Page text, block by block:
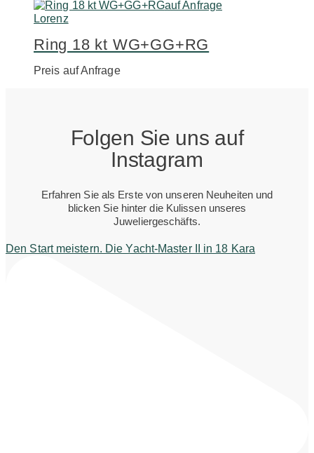
auf Anfrage
Lorenz
Ring 18 kt WG+GG+RG
Preis auf Anfrage
Folgen Sie uns auf
Instagram
Erfahren Sie als Erste von unseren Neuheiten und
blicken Sie hinter die Kulissen unseres
Juweliergeschäfts.
Den Start meistern. Die Yacht-Master II in 18 Kara